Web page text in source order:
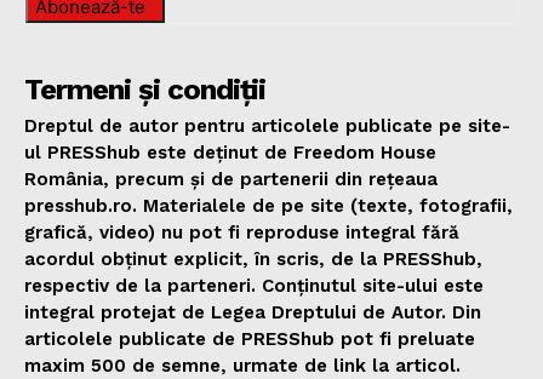
Abonează-te
Termeni și condiții
Dreptul de autor pentru articolele publicate pe site-
ul PRESShub este deținut de Freedom House
România, precum și de partenerii din rețeaua
presshub.ro. Materialele de pe site (texte, fotografii,
grafică, video) nu pot fi reproduse integral fără
acordul obținut explicit, în scris, de la PRESShub,
respectiv de la parteneri. Conținutul site-ului este
integral protejat de Legea Dreptului de Autor. Din
articolele publicate de PRESShub pot fi preluate
maxim 500 de semne, urmate de link la articol.